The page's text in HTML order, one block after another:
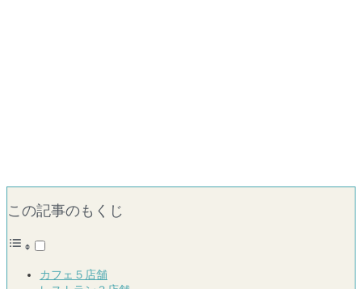
この記事のもくじ
カフェ５店舗